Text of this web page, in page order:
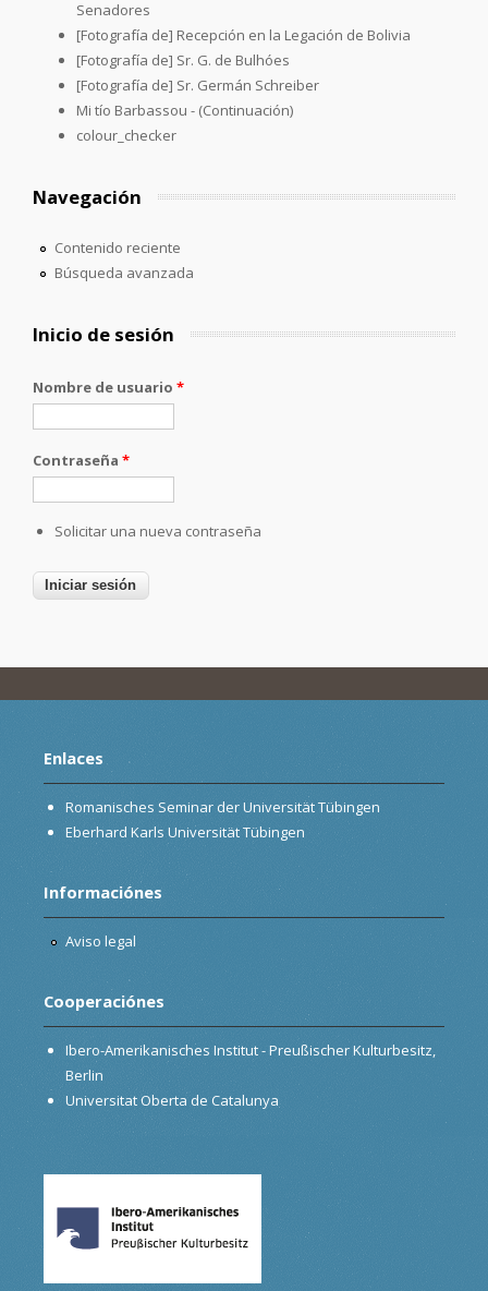
Senadores
[Fotografía de] Recepción en la Legación de Bolivia
[Fotografía de] Sr. G. de Bulhóes
[Fotografía de] Sr. Germán Schreiber
Mi tío Barbassou - (Continuación)
colour_checker
Navegación
Contenido reciente
Búsqueda avanzada
Inicio de sesión
Nombre de usuario *
Contraseña *
Solicitar una nueva contraseña
Enlaces
Romanisches Seminar der Universität Tübingen
Eberhard Karls Universität Tübingen
Informaciónes
Aviso legal
Cooperaciónes
Ibero-Amerikanisches Institut - Preußischer Kulturbesitz,
Berlin
Universitat Oberta de Catalunya